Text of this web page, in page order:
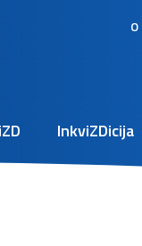
InkviZDicija